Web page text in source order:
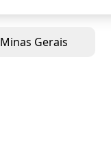
Minas Gerais